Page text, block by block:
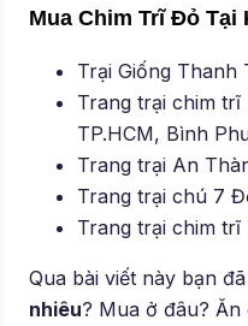
Mua Chim Trĩ Đỏ Tại
Trại Giống
Trang trại chim
TP.HCM, Bình
Trang trại An
Trang trại chú 7
Trang trại chim
Qua bài viết này bạn
nhiêu? Mua ở đâu? Ăn